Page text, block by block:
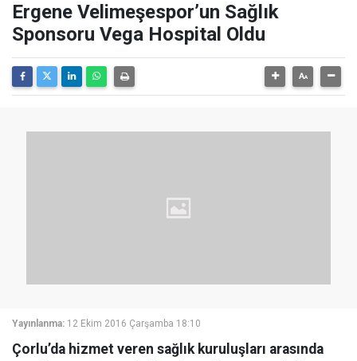
Ergene Velimeşespor’un Sağlık
Sponsoru Vega Hospital Oldu
Yayınlanma: 12 Ekim 2016 Çarşamba 18:10
Çorlu’da hizmet veren sağlık kuruluşları arasında